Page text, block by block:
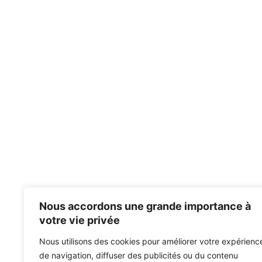
Nous accordons une grande importance à
votre vie privée
Nous utilisons des cookies pour améliorer votre
de navigation, diffuser des publicités ou du contenu